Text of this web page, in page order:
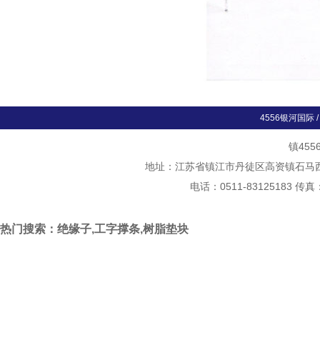
4556银河国际/
镇
地址：江苏省镇江市丹徒区高资镇石
电话：0511-83125183 传真
热门搜索：绝缘子,工字撑条,树脂垫块